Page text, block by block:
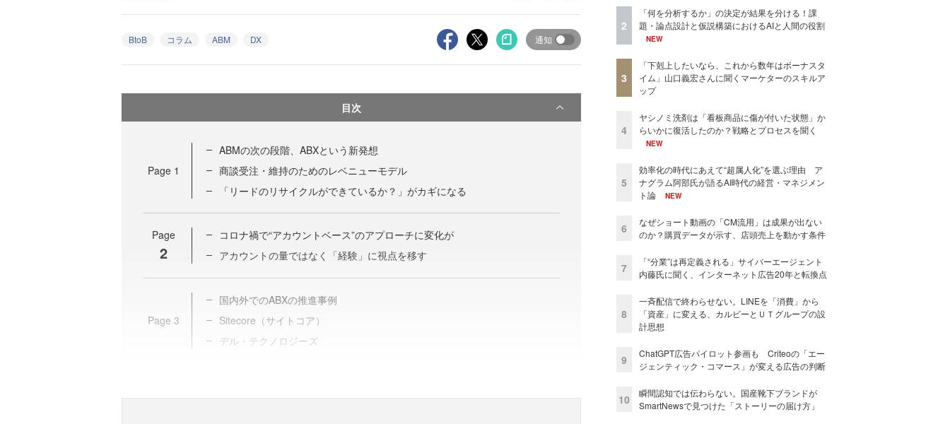
BtoB コラム ABM DX 通知
目次
Page 1
ABMの次の段階、ABXという新発想
商談受注・維持のためのレベニューモデル
「リードのリサイクルができているか？」がカギになる
Page
2
コロナ禍で“アカウントベース”のアプローチに変化が
アカウントの量ではなく「経験」に視点を移す
Page 3
国内外でのABXの推進事例
Sitecore（サイトコア）
デル・テクノロジーズ
2
「何を分析するか」の決定が結果を分ける！課
題・論点設計と仮説構築におけるAIと人間の役割
NEW
3
「下剋上したいなら、これから数年はボーナスタ
イム」山口義宏さんに聞くマーケターのスキルア
ップ
4
ヤシノミ洗剤は「看板商品に傷が付いた状態」か
らいかに復活したのか？戦略とプロセスを聞く
NEW
5
効率化の時代にあえて“超属人化”を選ぶ理由 ア
ナグラム阿部氏が語るAI時代の経営・マネジメン
ト論
NEW
6
なぜショート動画の「CM流用」は成果が出ない
のか？購買データが示す、店頭売上を動かす条件
7
「“分業”は再定義される」サイバーエージェント
内藤氏に聞く、インターネット広告20年と転換点
8
一斉配信で終わらせない。LINEを「消費」から
「資産」に変える、カルビーとＵＴグループの設
計思想
9
ChatGPT広告パイロット参画も Criteoの「エー
ジェンティック・コマース」が変える広告の判断
10
瞬間認知では伝わらない。国産靴下ブランドが
SmartNewsで見つけた「ストーリーの届け方」